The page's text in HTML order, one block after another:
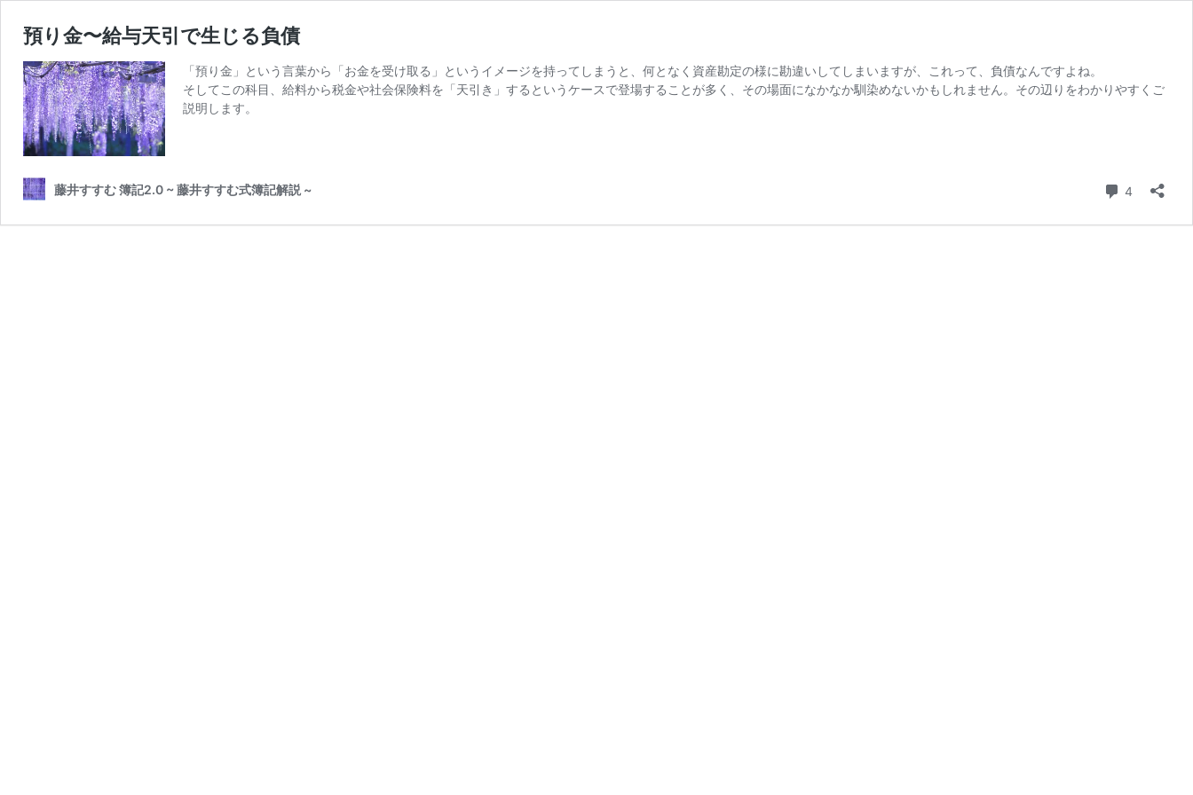
預り金〜給与天引で生じる負債
「預り金」という言葉から「お金を受け取る」というイメージを持ってしまうと、何となく資産勘定の様に勘違いしてしまいますが、これって、負債なんですよね。
そしてこの科目、給料から税金や社会保険料を「天引き」するというケースで登場することが多く、その場面になかなか馴染めないかもしれません。その辺りをわかりやすくご
説明します。
藤井すすむ 簿記2.0 ~ 藤井すすむ式簿記解説 ~ 4 コメント